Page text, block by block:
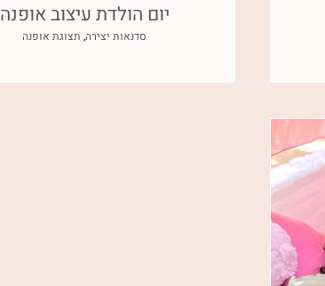
יום הולדת עיצוב אופנה
סדנאות יצירה, תצוגת אופנה